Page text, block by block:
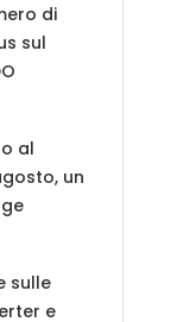
di
sul
al
un
sulle
e